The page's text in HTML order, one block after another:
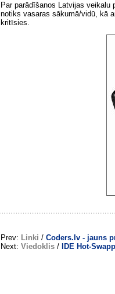
Par parādīšanos Latvijas
notiks vasaras sākumā/vidū, kā
kritīsies.
Prev: Linki / Coders.lv - jauns
Next: Viedoklis / IDE Hot-